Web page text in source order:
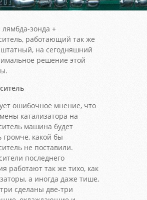
зонда +
работающий так же
штатный, на сегодняшний
решение этой
ошибочное мнение, что
катализатора на
машина будет
громче, какой бы
не поставили.
последнего
работают так же тихо, как
а иногда даже тише,
сделаны две-три